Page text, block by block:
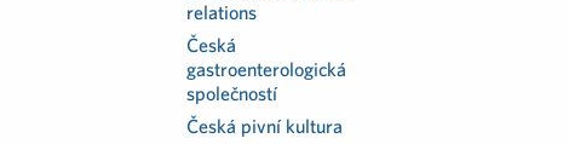
relations
Česká
gastroenterologická
společností
Česká pivní kultura